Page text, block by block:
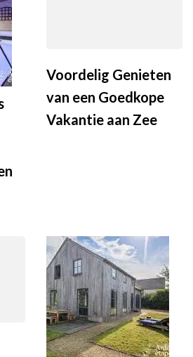
Voordelig Genieten
van een Goedkope
Vakantie aan Zee